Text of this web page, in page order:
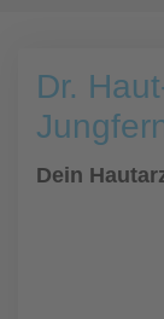
Dr.
Dein